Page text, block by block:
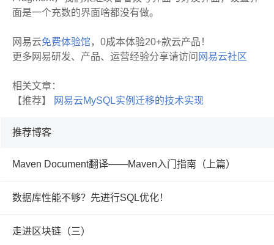
面是一个充数的界面啥都没有做。
网易云免费体验馆 ，0成本体验20+款云产品！
更多网易研发、产品、运营经验分享请访问 网易云社区
相关文章：
【推荐】
网易云MySQL实例迁移的技术实现
推荐博客
Maven Document翻译——Maven入门指南（上篇）
数据库性能不够？先进行SQL优化！
走进区块链（三）